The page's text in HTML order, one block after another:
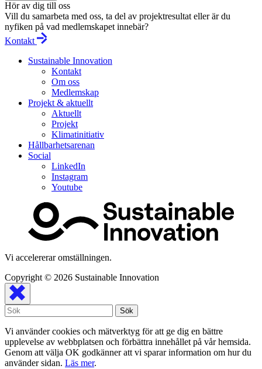
Hör av dig till oss
Vill du samarbeta med oss, ta del av projektresultat eller är du
nyfiken på vad medlemskapet innebär?
Kontakt
Sustainable Innovation
Kontakt
Om oss
Medlemskap
Projekt & aktuellt
Aktuellt
Projekt
Klimatinitiativ
Hållbarhetsarenan
Social
LinkedIn
Instagram
Youtube
Vi accelererar omställningen.
Copyright © 2026 Sustainable Innovation
Vi använder cookies och mätverktyg för att ge dig en bättre
upplevelse av webbplatsen och förbättra innehållet på vår hemsida.
Genom att välja OK godkänner att vi sparar information om hur du
använder sidan. Läs mer.